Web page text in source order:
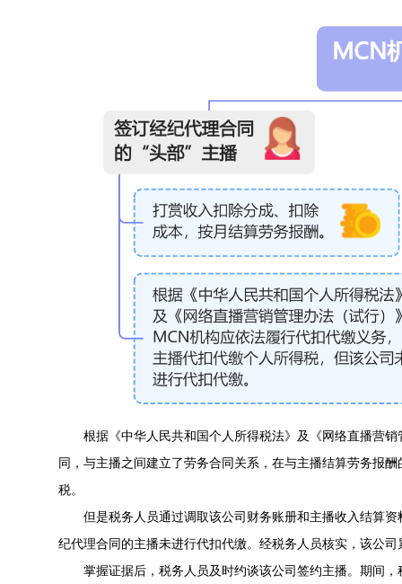
根据《中华人民共和国个人所得税法》及《网络直播营
同，与主播之间建立了劳务合同关系，在与主播结算劳务报
税。
但是税务人员通过调取该公司财务账册和主播收入结算
纪代理合同的主播未进行代扣代缴。经税务人员核实，该公
掌握证据后，税务人员及时约谈该公司签约主播。期间